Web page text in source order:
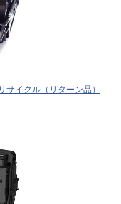
イクル（リターン品）